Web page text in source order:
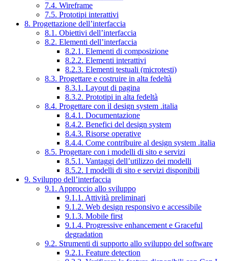
7.4. Wireframe
7.5. Prototipi interattivi
8. Progettazione dell’interfaccia
8.1. Obiettivi dell’interfaccia
8.2. Elementi dell’interfaccia
8.2.1. Elementi di composizione
8.2.2. Elementi interattivi
8.2.3. Elementi testuali (microtesti)
8.3. Progettare e costruire in alta fedeltà
8.3.1. Layout di pagina
8.3.2. Prototipi in alta fedeltà
8.4. Progettare con il design system .italia
8.4.1. Documentazione
8.4.2. Benefici del design system
8.4.3. Risorse operative
8.4.4. Come contribuire al design system .italia
8.5. Progettare con i modelli di sito e servizi
8.5.1. Vantaggi dell’utilizzo dei modelli
8.5.2. I modelli di sito e servizi disponibili
9. Sviluppo dell’interfaccia
9.1. Approccio allo sviluppo
9.1.1. Attività preliminari
9.1.2. Web design responsivo e accessibile
9.1.3. Mobile first
9.1.4. Progressive enhancement e Graceful
degradation
9.2. Strumenti di supporto allo sviluppo del software
9.2.1. Feature detection